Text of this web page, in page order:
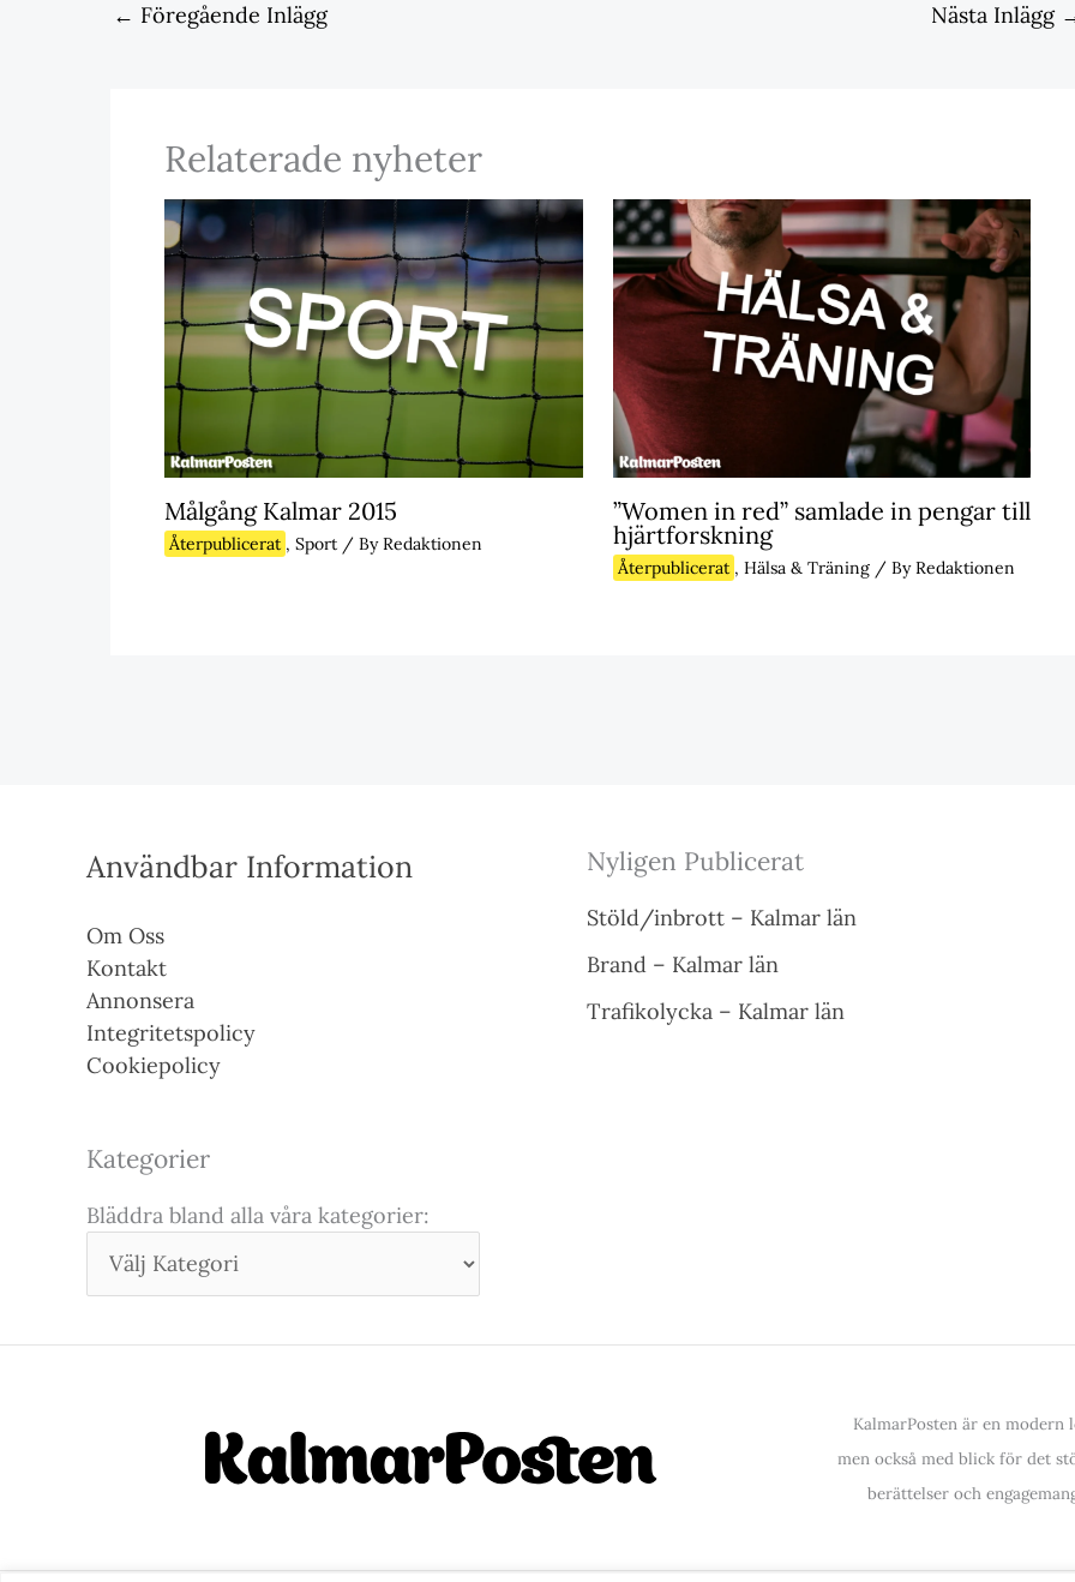
← Föregående Inlägg Nästa Inlägg
Relaterade nyheter
Målgång Kalmar 2015
Återpublicerat , Sport / ByRedaktionen
”Women in red” samlade in pengar till
hjärtforskning
Återpublicerat , Hälsa & Träning/ ByRedaktionen
Användbar Information
Om Oss
Kontakt
Annonsera
Integritetspolicy
Cookiepolicy
Kategorier
Bläddra bland alla våra kategorier:
Nyligen Publicerat
Stöld/inbrott – Kalmar län
Brand – Kalmar län
Trafikolycka – Kalmar län
KalmarPosten är en modern
men också med blick för det
berättelser och